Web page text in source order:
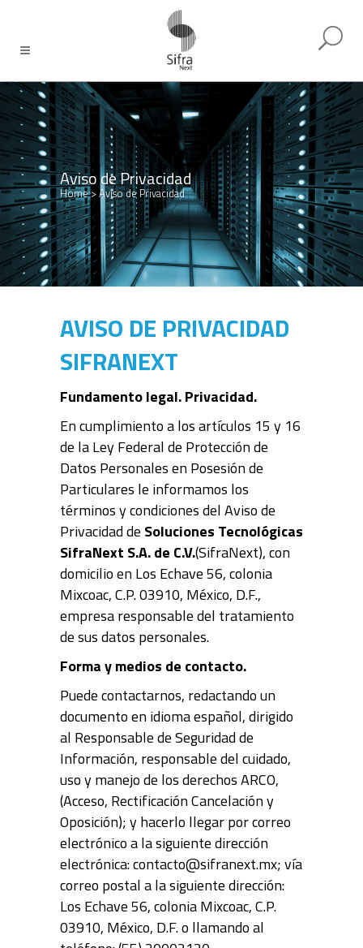
Aviso de Privacidad
Home>Aviso de Privacidad
AVISO DE PRIVACIDAD
SIFRANEXT
Fundamento legal. Privacidad.
En cumplimiento a los artículos 15 y 16
de la Ley Federal de Protección de
Datos Personales en Posesión de
Particulares le informamos los
términos y condiciones del Aviso de
Privacidad de Soluciones Tecnológicas
SifraNext S.A. de C.V.(SifraNext), con
domicilio en Los Echave 56, colonia
Mixcoac, C.P. 03910, México, D.F.,
empresa responsable del tratamiento
de sus datos personales.
Forma y medios de contacto.
Puede contactarnos, redactando un
documento en idioma español, dirigido
al Responsable de Seguridad de
Información, responsable del cuidado,
uso y manejo de los derechos ARCO,
(Acceso, Rectificación Cancelación y
Oposición); y hacerlo llegar por correo
electrónico a la siguiente dirección
electrónica: contacto@sifranext.mx; vía
correo postal a la siguiente dirección:
Los Echave 56, colonia Mixcoac, C.P.
03910, México, D.F. o llamando al